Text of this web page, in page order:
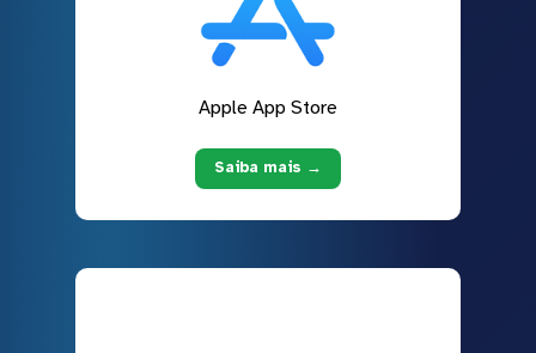
Apple App Store
Saiba mais →